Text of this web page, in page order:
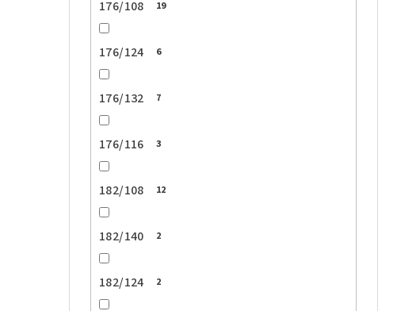
176/108 19
176/124 6
176/132 7
176/116 3
182/108 12
182/140 2
182/124 2